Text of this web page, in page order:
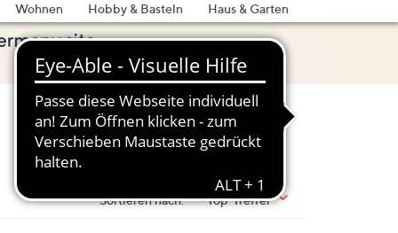
Wohnen Hobby & Basteln
Haus & Garten
Sortieren nach: Top-Treffer